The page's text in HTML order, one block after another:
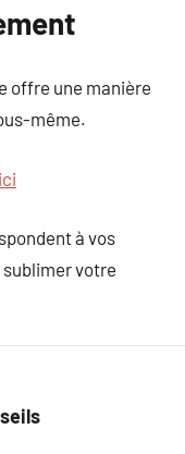
offre une manière
même.
à vos
sublimer votre